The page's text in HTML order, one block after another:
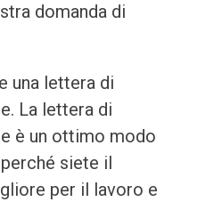
domanda di
una lettera di
La lettera di
è un ottimo modo
siete il
per il lavoro e